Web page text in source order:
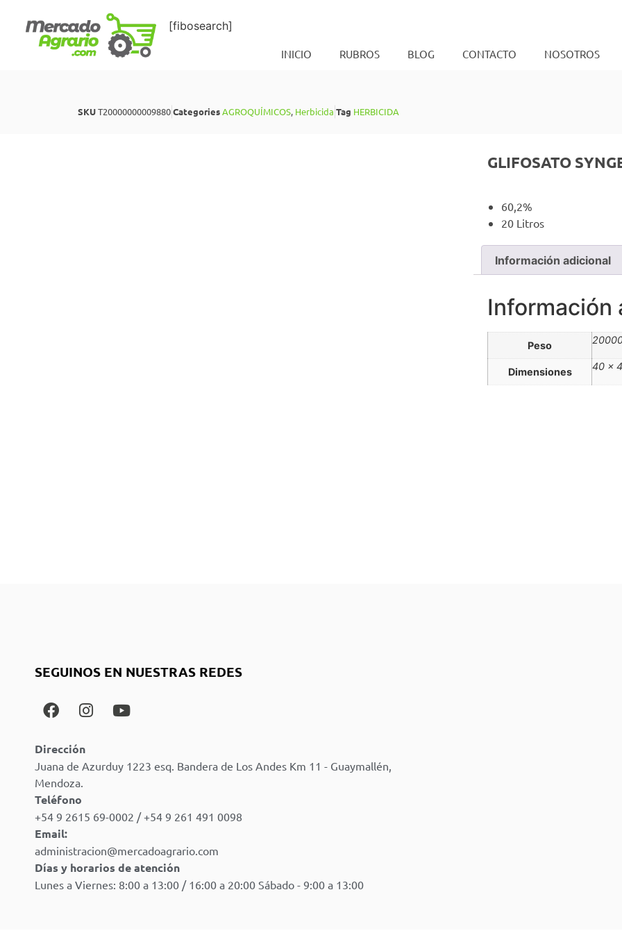
[fibosearch]
INICIO RUBROS BLOG CONTACTO NOSOTROS
SKUT20000000009880CategoriesAGROQUÍMICOS, Herbicida Tag HERBICIDA
GLIFOSATO
60,2%
20 Litros
Información adicional
Información
Peso
Dimensiones 40 ×
SEGUINOS EN NUESTRAS REDES
Dirección
Juana de Azurduy 1223 esq. Bandera de Los Andes Km 11 - Guaymallén,
Mendoza.
Teléfono
+54 9 2615 69-0002 / +54 9 261 491 0098
Email:
administracion@mercadoagrario.com
Días y horarios de atención
Lunes a Viernes: 8:00 a 13:00 / 16:00 a 20:00 Sábado - 9:00 a 13:00